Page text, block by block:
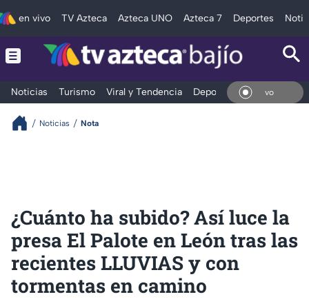
en vivo TV Azteca Azteca UNO Azteca 7 Deportes
Noticias Turismo Viral y Tendencia Deportes Espectáculos
En
Noticias Nota
¿Cuánto ha subido? Así luce la
presa El Palote en León tras las
recientes LLUVIAS y con
tormentas en camino